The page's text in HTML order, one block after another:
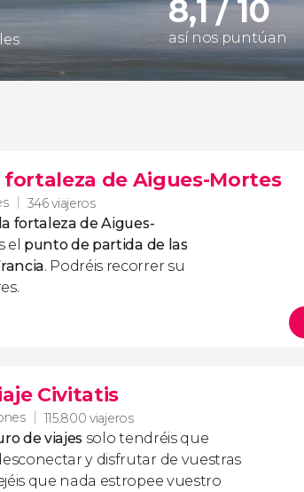
8,1 / 10
así nos puntúan
fortaleza de Aigues-Mortes
346 viajeros
fortaleza de Aigues-
el punto de partida de las
. Podréis recorrer su
Civitatis
115.800 viajeros
de viajes solo tendréis que
y disfrutar de vuestras
que nada estropee vuestro